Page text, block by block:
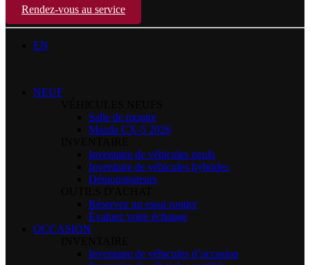
Rendez-vous au service
EN
NEUF
Salle de montre
Mazda CX-5 2026
Inventaire de véhicules neufs
Inventaire de véhicules hybrides
Démonstrateurs
Réservez un essai routier
Évaluez votre échange
OCCASION
Inventaire de véhicules d’occasion